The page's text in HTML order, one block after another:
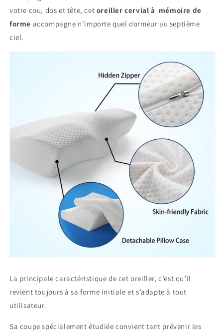
votre cou, dos et tête, cet oreiller cervial à mémoire de
forme accompagne n’importe quel dormeur au septième
ciel.
La principale caractéristique de cet oreiller, c’est qu’il
revient toujours à sa forme initiale et s’adapte à tout
utilisateur.
Sa coupe spécialement étudiée convient tant prévenir les